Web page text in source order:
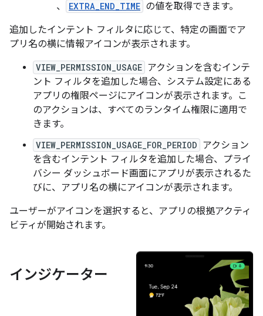
、 EXTRA_END_TIME の値を取得できます。
追加したインテント フィルタに応じて、特定の画面でア
プリ名の横に情報アイコンが表示されます。
VIEW_PERMISSION_USAGE アクションを含むインテ
ント フィルタを追加した場合、システム設定にある
アプリの権限ページにアイコンが表示されます。こ
のアクションは、すべてのランタイム権限に適用で
きます。
VIEW_PERMISSION_USAGE_FOR_PERIOD アクション
を含むインテント フィルタを追加した場合、プライ
バシー ダッシュボード画面にアプリが表示されるた
びに、アプリ名の横にアイコンが表示されます。
ユーザーがアイコンを選択すると、アプリの根拠アクティ
ビティが開始されます。
インジケーター